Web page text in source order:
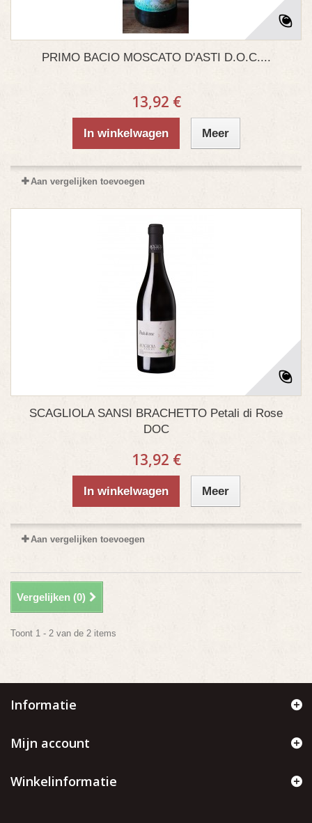
PRIMO BACIO MOSCATO D'ASTI D.O.C....
13,92 €
In winkelwagen Meer
Aan vergelijken toevoegen
SCAGLIOLA SANSI BRACHETTO Petali di Rose
DOC
13,92 €
In winkelwagen Meer
Aan vergelijken toevoegen
Vergelijken (0)
Toont 1 - 2 van de 2 items
Informatie
Mijn account
Winkelinformatie